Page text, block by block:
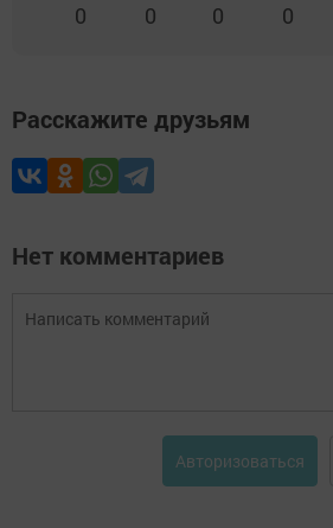
0 0 0 0
Расскажите друзьям
Нет комментариев
Авторизоваться